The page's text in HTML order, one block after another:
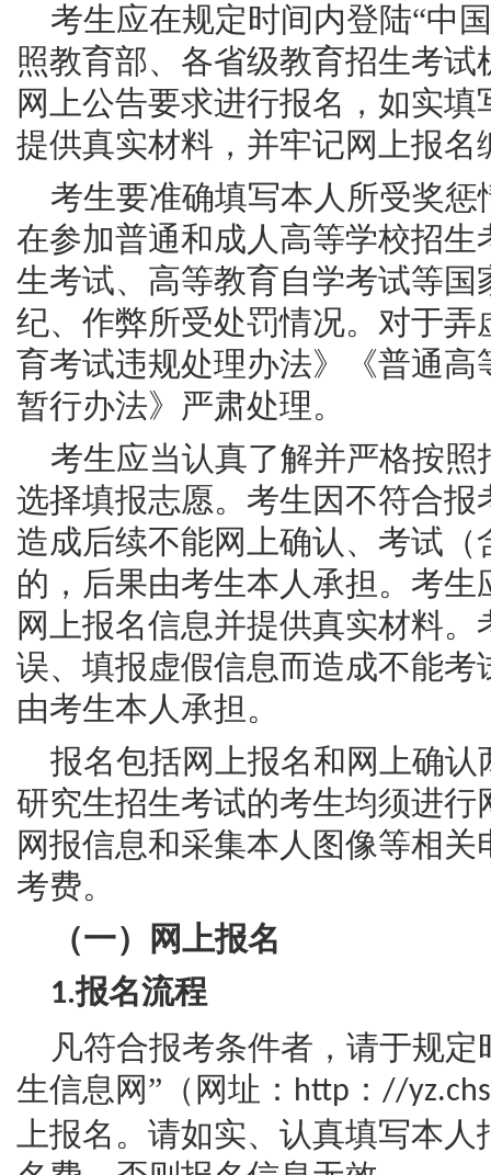
考生应在规定时间内登陆“中
照教育部、各省级教育招生考
网上公告要求进行报名，如实
提供真实材料，并牢记网上报名
考生要准确填写本人所受奖
在参加普通和成人高等学校招
生考试、高等教育自学考试等
纪、作弊所受处罚情况。对于
育考试违规处理办法》《普通
暂行办法》严肃处理。
考生应当认真了解并严格按
选择填报志愿。考生因不符合
造成后续不能网上确认、考试
的，后果由考生本人承担。考
网上报名信息并提供真实材料
误、填报虚假信息而造成不能
由考生本人承担。
报名包括网上报名和网上确
研究生招生考试的考生均须进
网报信息和采集本人图像等相
考费。
（一）网上报名
1.报名流程
凡符合报考条件者，请于规
生信息网”（网址： http ： //
上报名。请如实、认真填写本